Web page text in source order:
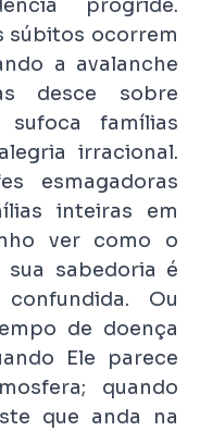
progride.
súbitos ocorrem
a avalanche
desce sobre
famílias
irracional.
esmagadoras
inteiras em
ver como o
sabedoria é
Ou
de doença
Ele parece
quando
que anda na